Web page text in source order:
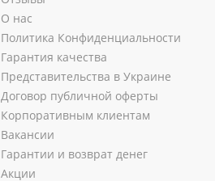
О нас
Политика Конфиденциальности
Гарантия качества
Представительства в Украине
Договор публичной оферты
Корпоративным клиентам
Вакансии
Гарантии и возврат денег
Акции